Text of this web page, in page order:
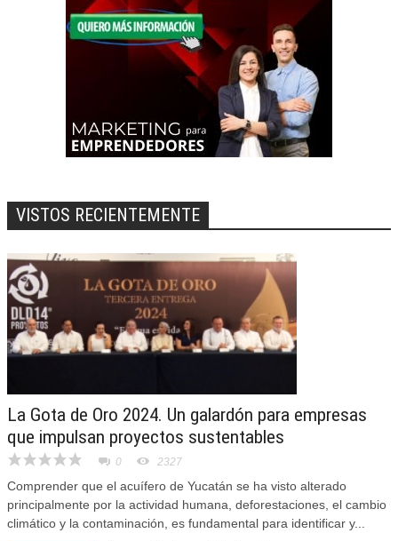
VISTOS RECIENTEMENTE
La Gota de Oro 2024. Un galardón para empresas
que impulsan proyectos sustentables
0 2327
Comprender que el acuífero de Yucatán se ha visto alterado
principalmente por la actividad humana, deforestaciones, el cambio
climático y la contaminación, es fundamental para identificar y...